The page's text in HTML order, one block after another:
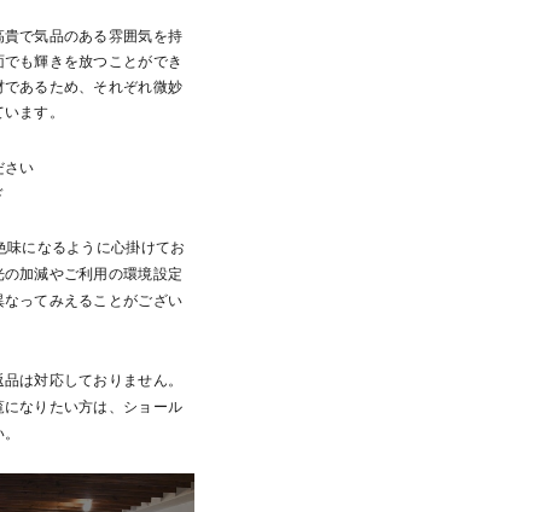
で気品のある雰囲気を持
も輝きを放つことができ
あるため、それぞれ微妙
ます。
さい
になるように心掛けてお
加減やご利用の環境設定
ってみえることがござい
は対応しておりません。
なりたい方は、ショール